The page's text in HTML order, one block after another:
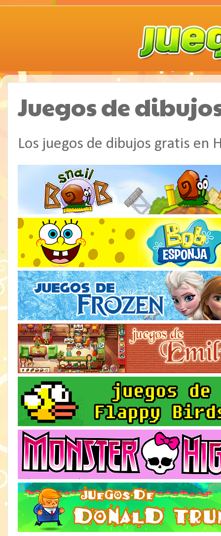
Juegos de
Los juegos de dibujos gratis en